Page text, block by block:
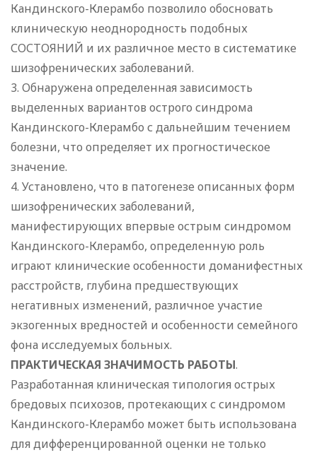
Кандинского-Клерамбо позволило обосновать
клиническую неоднородность подобных
СОСТОЯНИЙ и их различное место в систематике
шизофренических заболеваний.
3. Обнаружена определенная зависимость
выделенных вариантов острого синдрома
Кандинского-Клерамбо с дальнейшим течением
болезни, что определяет их прогностическое
значение.
4. Установлено, что в патогенезе описанных форм
шизофренических заболеваний,
манифестирующих впервые острым синдромом
Кандинского-Клерамбо, определенную роль
играют клинические особенности доманифестных
расстройств, глубина предшествующих
негативных изменений, различное участие
экзогенных вредностей и особенности семейного
фона исследуемых больных.
ПРАКТИЧЕСКАЯ ЗНАЧИМОСТЬ РАБОТЫ.
Разработанная клиническая типология острых
бредовых психозов, протекающих с синдромом
Кандинского-Клерамбо может быть использована
для дифференцированной оценки не только